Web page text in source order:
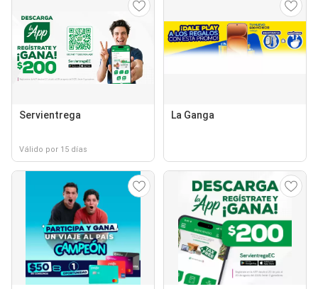
Servientrega
Válido por 15 días
La Ganga